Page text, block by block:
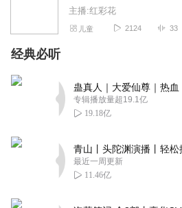
1539385kwdv
回复
主播:红彩花
儿童 2124 33
经典必听
专辑播放量超19.1亿
19.18亿
最近一周更新
11.46亿